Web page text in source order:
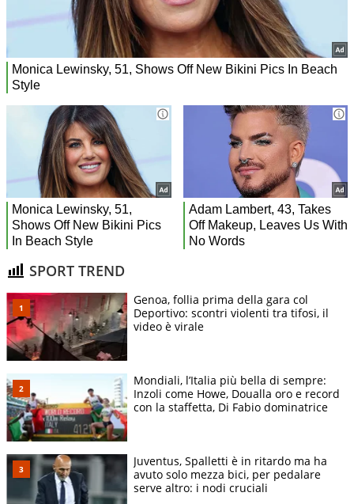
SPORT TREND
Genoa, follia prima della gara col
Deportivo: scontri violenti tra tifosi, il
video è virale
Mondiali, l’Italia più bella di sempre:
Inzoli come Howe, Doualla oro e record
con la staffetta, Di Fabio dominatrice
Juventus, Spalletti è in ritardo ma ha
avuto solo mezza bici, per pedalare
serve altro: i nodi cruciali